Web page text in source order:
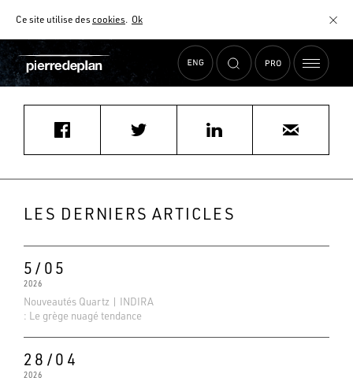
Ce site utilise descookies. Ok
AIDE AU CHOIX
Accueil Actualités minos74@gmail.com
LES DERNIERS ARTICLES
5/05
2026
Nouveautés Quartz | INDIRA
: Le grège nuagé tendance
28/04
2026